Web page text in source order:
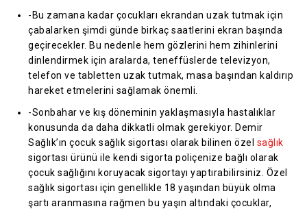
-Bu zamana kadar çocukları ekrandan uzak tutmak için
çabalarken şimdi günde birkaç saatlerini ekran başında
geçirecekler. Bu nedenle hem gözlerini hem zihinlerini
dinlendirmek için aralarda, teneffüslerde televizyon,
telefon ve tabletten uzak tutmak, masa başından kaldırıp
hareket etmelerini sağlamak önemli.
-Sonbahar ve kış döneminin yaklaşmasıyla hastalıklar
konusunda da daha dikkatli olmak gerekiyor. Demir
Sağlık’ın çocuk sağlık sigortası olarak bilinen özel sağlık
sigortası ürünü ile kendi sigorta poliçenize bağlı olarak
çocuk sağlığını koruyacak sigortayı yaptırabilirsiniz. Özel
sağlık sigortası için genellikle 18 yaşından büyük olma
şartı aranmasına rağmen bu yaşın altındaki çocuklar,